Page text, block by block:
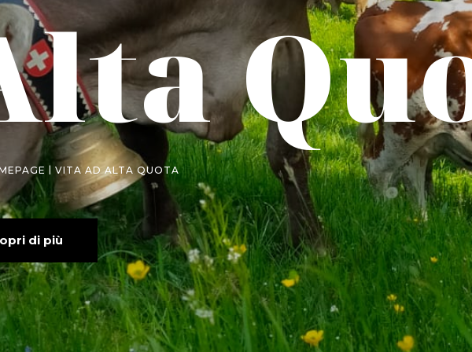
| VITA AD ALTA QUOTA
di più